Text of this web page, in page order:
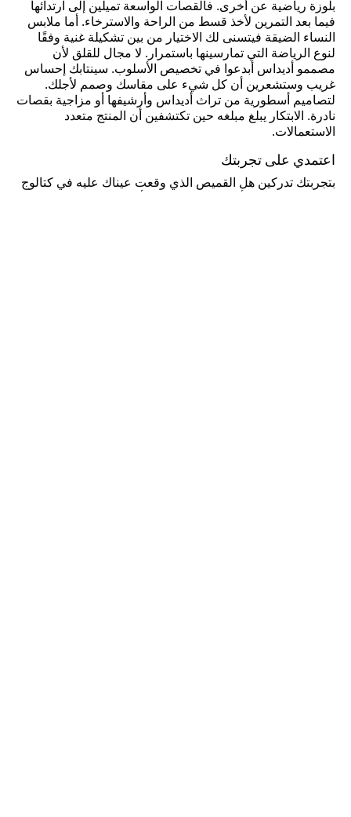
بلوزة رياضية عن أخرى. فالقصات الواسعة تميلين إلى ارتدائها
فيما بعد التمرين لأخذ قسط من الراحة والاسترخاء. أما ملابس
النساء الضيقة فيتسنى لك الاختيار من بين تشكيلة غنية وفقًا
لنوع الرياضة التي تمارسينها باستمرار. لا مجال للقلق لأن
مصممو أديداس أبدعوا في تخصيص الأسلوب. سينتابك إحساس
غريب وستشعرين أن كل شيء على مقاسك وصمم لأجلك.
لتصاميم أسطورية من تراث أديداس وأرشيفها أو مزاجية بقصات
نادرة. الابتكار يبلغ مبلغه حين تكتشفين أن المنتج متعدد
الاستعمالات.
اعتمدي على تجربتك
بتجربتك تدركين هل القميص الذي وقعت عيناك عليه في كتالوج